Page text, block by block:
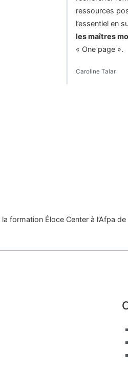
ressources
l’essentiel en
les maîtres
« One page ».
Caroline Talar
formation Éloce Center à l’Afpa